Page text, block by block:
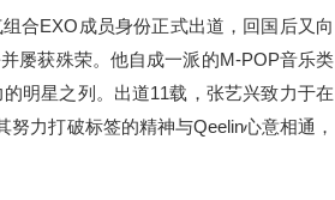
合EXO成员身份正式出道，回国后又向
屡获殊荣。他自成一派的M-POP音乐类
明星之列。出道11载，张艺兴致力于在
力打破标签的精神与Qeelin心意相通，